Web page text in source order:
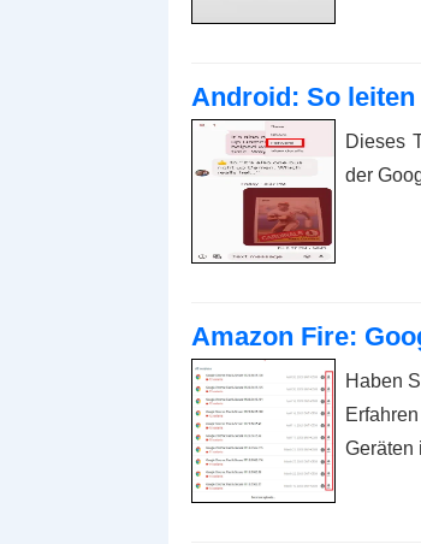
Android: So leiten
Dieses
der
Amazon Fire:
Haben
Geräten